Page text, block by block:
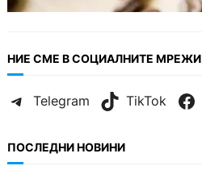
НИЕ СМЕ В СОЦИАЛНИТЕ МРЕЖИ
Telegram TikTok
ПОСЛЕДНИ НОВИНИ